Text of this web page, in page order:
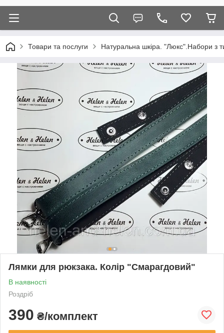
Товари та послуги Натуральна шкіра. "Люкс".Набори з
Лямки для рюкзака. Колір "Смарагдовий"
В наявності
Роздріб
390 ₴/комплект